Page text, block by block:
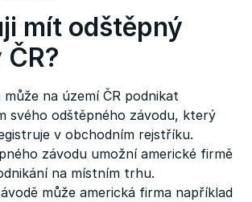
mít odštěpný
na území ČR podnikat
svého odštěpného závodu, který
v obchodním rejstříku.
závodu umožní americké firmě
na místním trhu.
může americká firma například